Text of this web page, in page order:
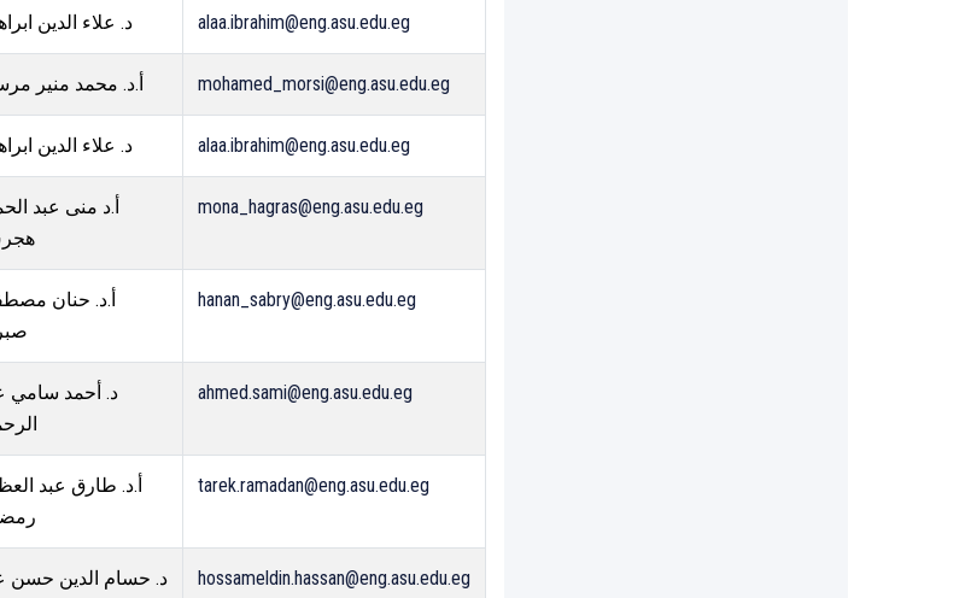
د. علاء الدين alaa.ibrahim@eng.asu.edu.eg
أ.د. محمد منير mohamed_morsi@eng.asu.edu.eg
د. علاء الدين alaa.ibrahim@eng.asu.edu.eg
أ.د منى عبد
mona_hagras@eng.asu.edu.eg
أ.د. حنان
hanan_sabry@eng.asu.edu.eg
د. أحمد سامي
ahmed.sami@eng.asu.edu.eg
أ.د. طارق عبد
tarek.ramadan@eng.asu.edu.eg
د. حسام الدين حسن
hossameldin.hassan@eng.asu.edu.eg